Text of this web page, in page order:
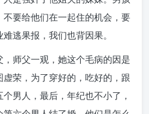
要给他们在一起住的机会，要
逃果报，我们也背因果。
师父一观，她这个毛病的因是
荣，为了穿好的，吃好的，跟
男人，最后，年纪也不小了，